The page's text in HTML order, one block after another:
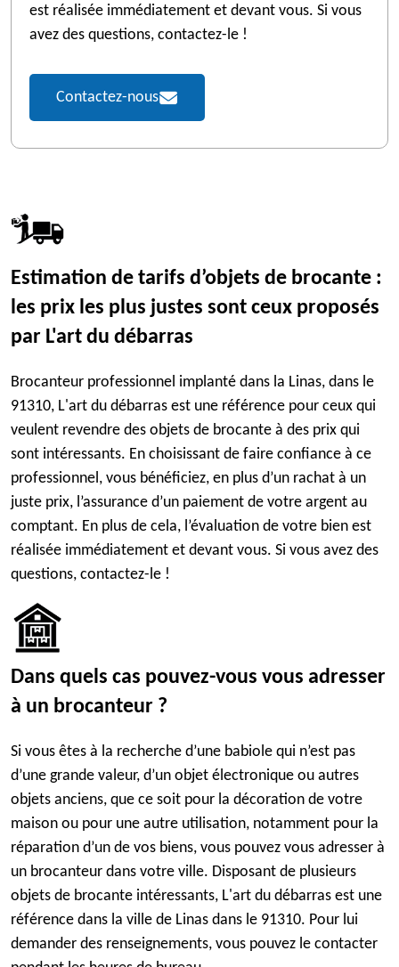
est réalisée immédiatement et devant vous. Si vous
avez des questions, contactez-le !
Contactez-nous
Estimation de tarifs d’objets de brocante :
les prix les plus justes sont ceux proposés
par L'art du débarras
Brocanteur professionnel implanté dans la Linas, dans le
91310, L'art du débarras est une référence pour ceux qui
veulent revendre des objets de brocante à des prix qui
sont intéressants. En choisissant de faire confiance à ce
professionnel, vous bénéficiez, en plus d’un rachat à un
juste prix, l’assurance d’un paiement de votre argent au
comptant. En plus de cela, l’évaluation de votre bien est
réalisée immédiatement et devant vous. Si vous avez des
questions, contactez-le !
Dans quels cas pouvez-vous vous adresser
à un brocanteur ?
Si vous êtes à la recherche d’une babiole qui n’est pas
d’une grande valeur, d’un objet électronique ou autres
objets anciens, que ce soit pour la décoration de votre
maison ou pour une autre utilisation, notamment pour la
réparation d’un de vos biens, vous pouvez vous adresser à
un brocanteur dans votre ville. Disposant de plusieurs
objets de brocante intéressants, L'art du débarras est une
référence dans la ville de Linas dans le 91310. Pour lui
demander des renseignements, vous pouvez le contacter